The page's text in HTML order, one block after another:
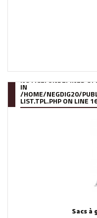
NOTICE: UNDEFINED
IN
/HOME/NEGDIG20/
LIST.TPL.PHPON LINE
Sacs